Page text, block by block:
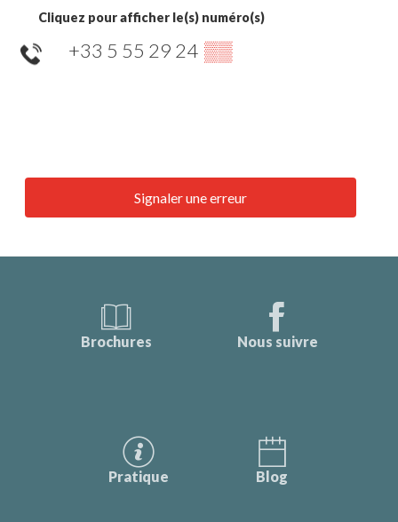
Cliquez pour afficher le(s) numéro(s)
+33 5 55 29 24 ▒▒
Signaler une erreur
Brochures Nous suivre
Pratique Blog